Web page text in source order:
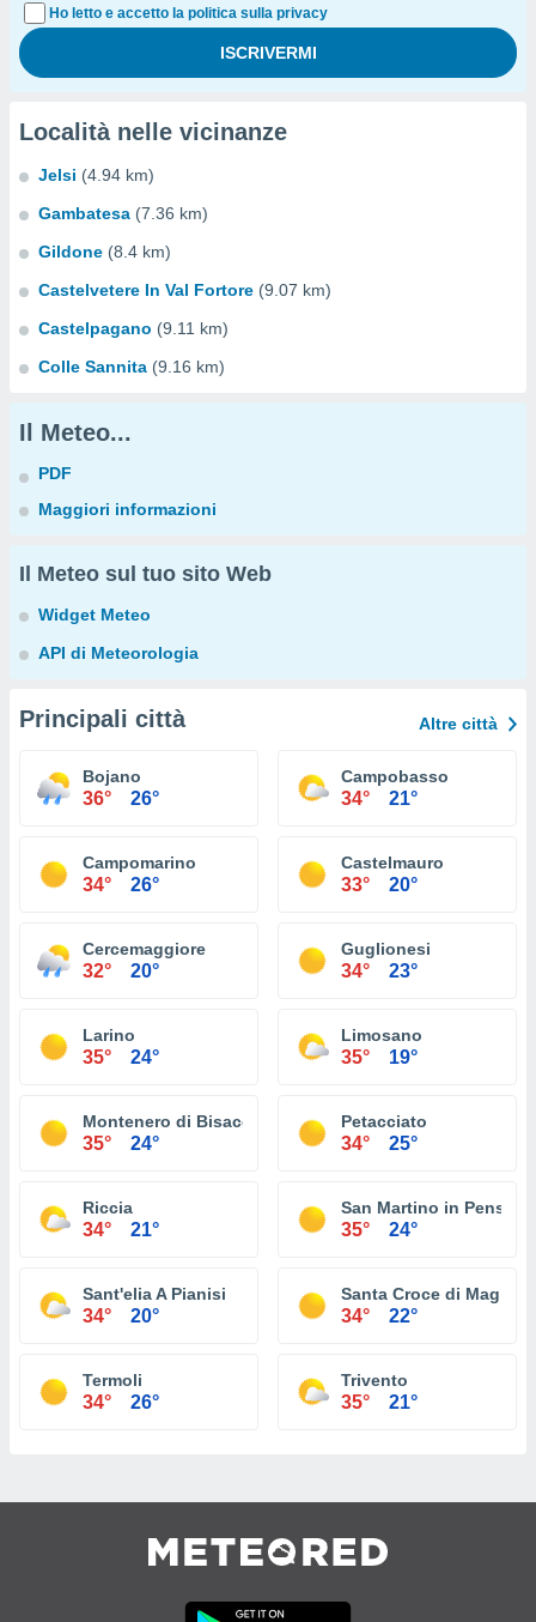
Ho letto e accetto la politica sulla privacy
Località nelle vicinanze
Jelsi (4.94 km)
Gambatesa (7.36 km)
Gildone (8.4 km)
Castelvetere In Val Fortore (9.07 km)
Castelpagano (9.11 km)
Colle Sannita (9.16 km)
Il Meteo...
PDF
Maggiori informazioni
Il Meteo sul tuo sito Web
Widget Meteo
API di Meteorologia
Principali città Altre città
Bojano
36° 26°
Campobasso
34° 21°
Campomarino
34° 26°
Castelmauro
33° 20°
Cercemaggiore
32° 20°
Guglionesi
34° 23°
Larino
35° 24°
Limosano
35° 19°
Montenero di Bisaccia
35° 24°
Petacciato
34° 25°
Riccia
34° 21°
San Martino in Pensilis
35° 24°
Sant'elia A Pianisi
34° 20°
Santa Croce di
34° 22°
Termoli
34° 26°
Trivento
35° 21°